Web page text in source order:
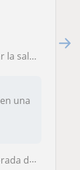
consigo mismo, soy la persona que pue
una
de Henares